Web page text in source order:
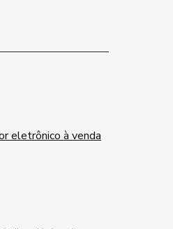
eletrônico à venda